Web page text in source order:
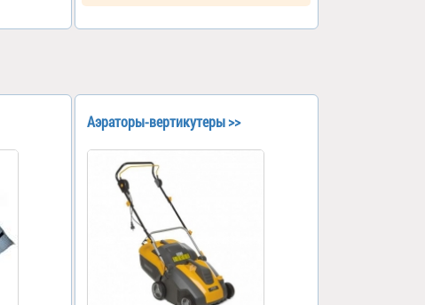
Аэраторы-вертикутеры >>